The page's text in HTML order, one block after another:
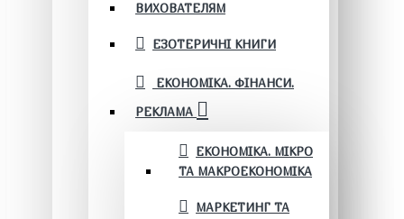
ВИХОВАТЕЛЯМ
ЕЗОТЕРИЧНІ КНИГИ
ЕКОНОМІКА. ФІНАНСИ.
РЕКЛАМА
ЕКОНОМІКА. МІКРО
ТА МАКРОЕКОНОМІКА
МАРКЕТИНГ ТА